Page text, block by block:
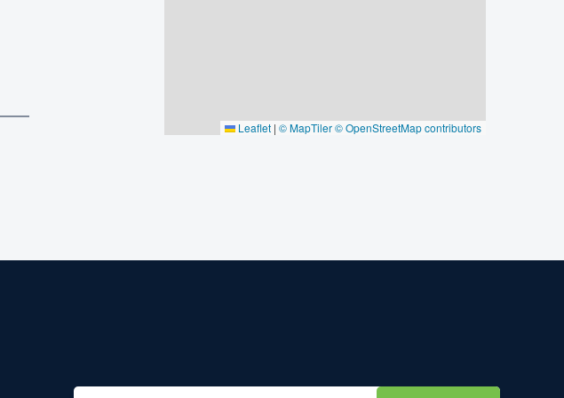
Leaflet | © MapTiler© OpenStreetMap contributors